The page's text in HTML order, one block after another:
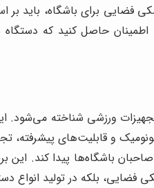
فضایی برای باشگاه، باید
اطمینان حاصل کنید که
ورزشی شناخته می‌شود. این
و قابلیت‌های پیشرفته،
باشگاه‌ها پیدا کند. این
فضایی، بلکه در تولید